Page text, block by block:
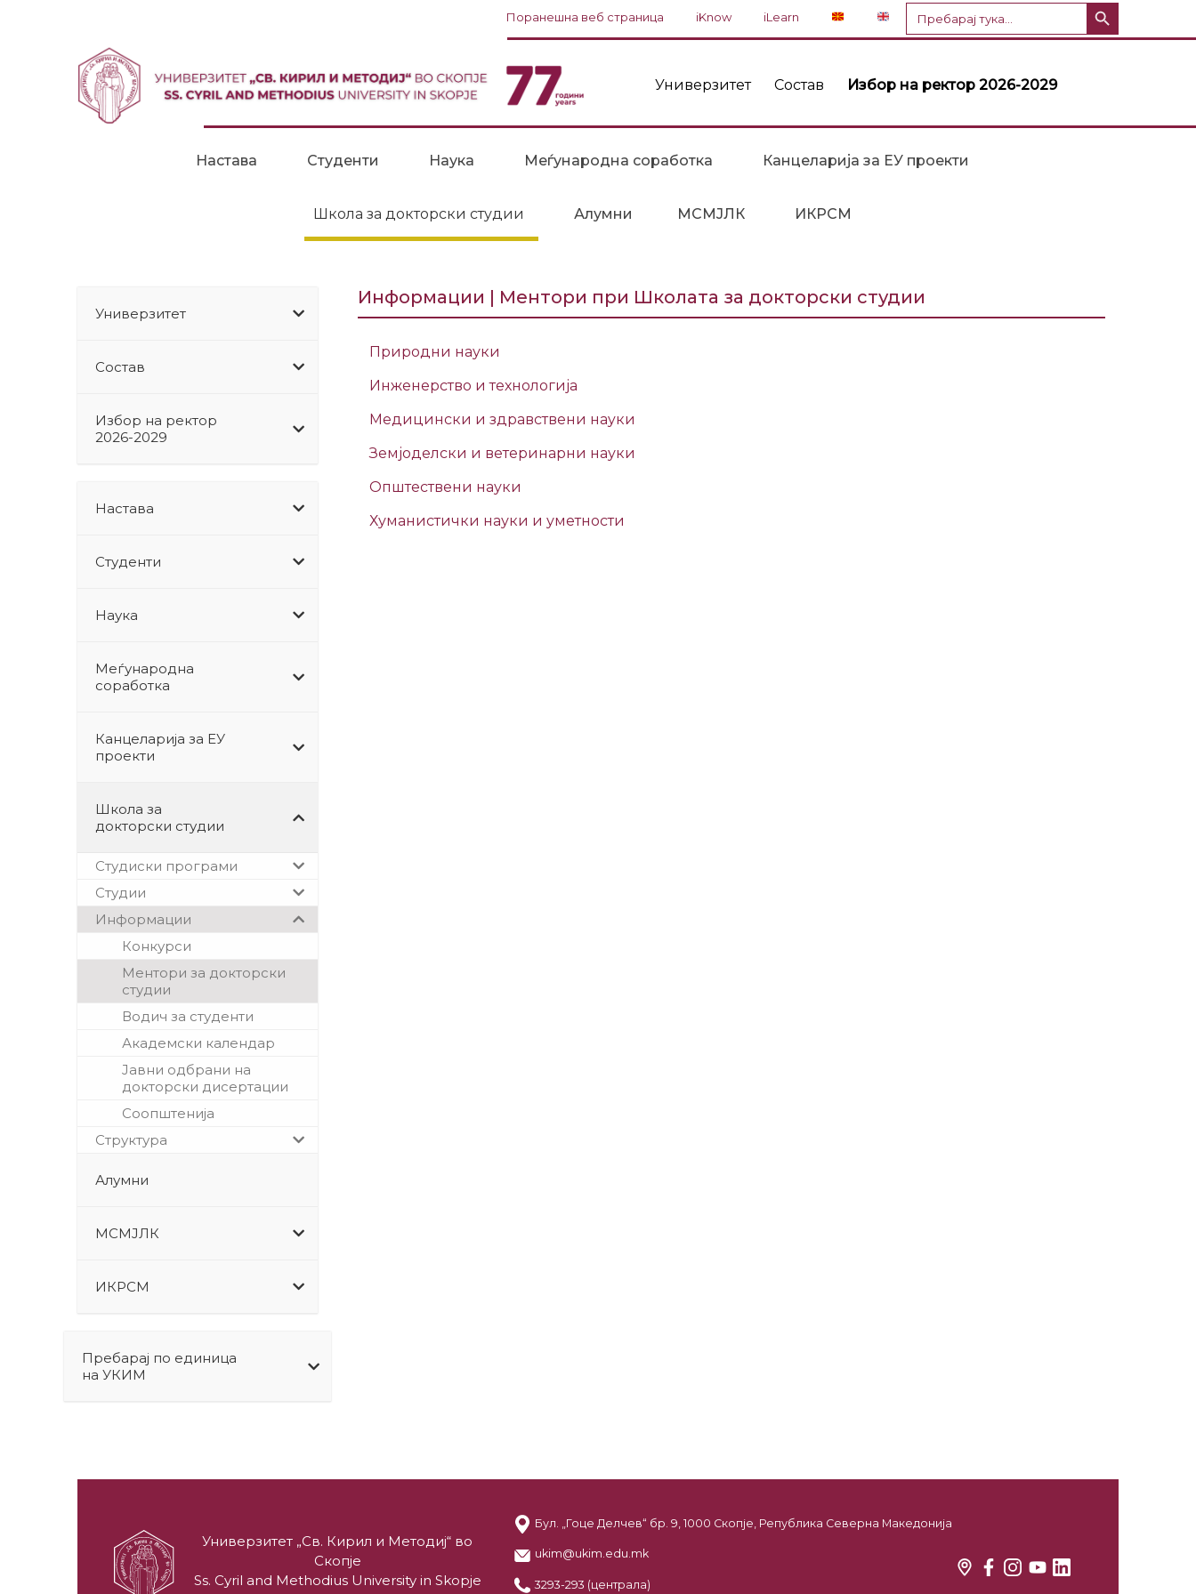
Поранешна веб страница iKnow iLearn
Пребарај
за:
Универзитет Состав Избор на ректор 2026-2029
Настава Студенти Наука Меѓународна соработка Канцеларија за ЕУ проекти
Школа за докторски студии Алумни МСМЈЛК ИКРСМ
Универзитет
Состав
Избор на ректор
2026-2029
Настава
Студенти
Наука
Меѓународна
соработка
Канцеларија за ЕУ
проекти
Школа за
докторски студии
Студиски програми
Студии
Информации
Конкурси
Ментори за докторски
студии
Водич за студенти
Академски календар
Јавни одбрани на
докторски дисертации
Соопштенија
Структура
Алумни
МСМЈЛК
ИКРСМ
Пребарај по единица
на УКИМ
Информации | Ментори при Школата за докторски студии
Природни науки
Инженерство и технологија
Медицински и здравствени нayки
Земјоделски и ветеринарни нaуки
Општествени науки
Хуманистички науки и уметности
Универзитет „Св. Кирил и Методиј“ во
Скопје
Ss. Cyril and Methodius University in Skopje
Бул. „Гоце Делчев“ бр. 9, 1000 Скопје, Република Северна Македонија
ukim@ukim.edu.mk
3293-293 (централа)